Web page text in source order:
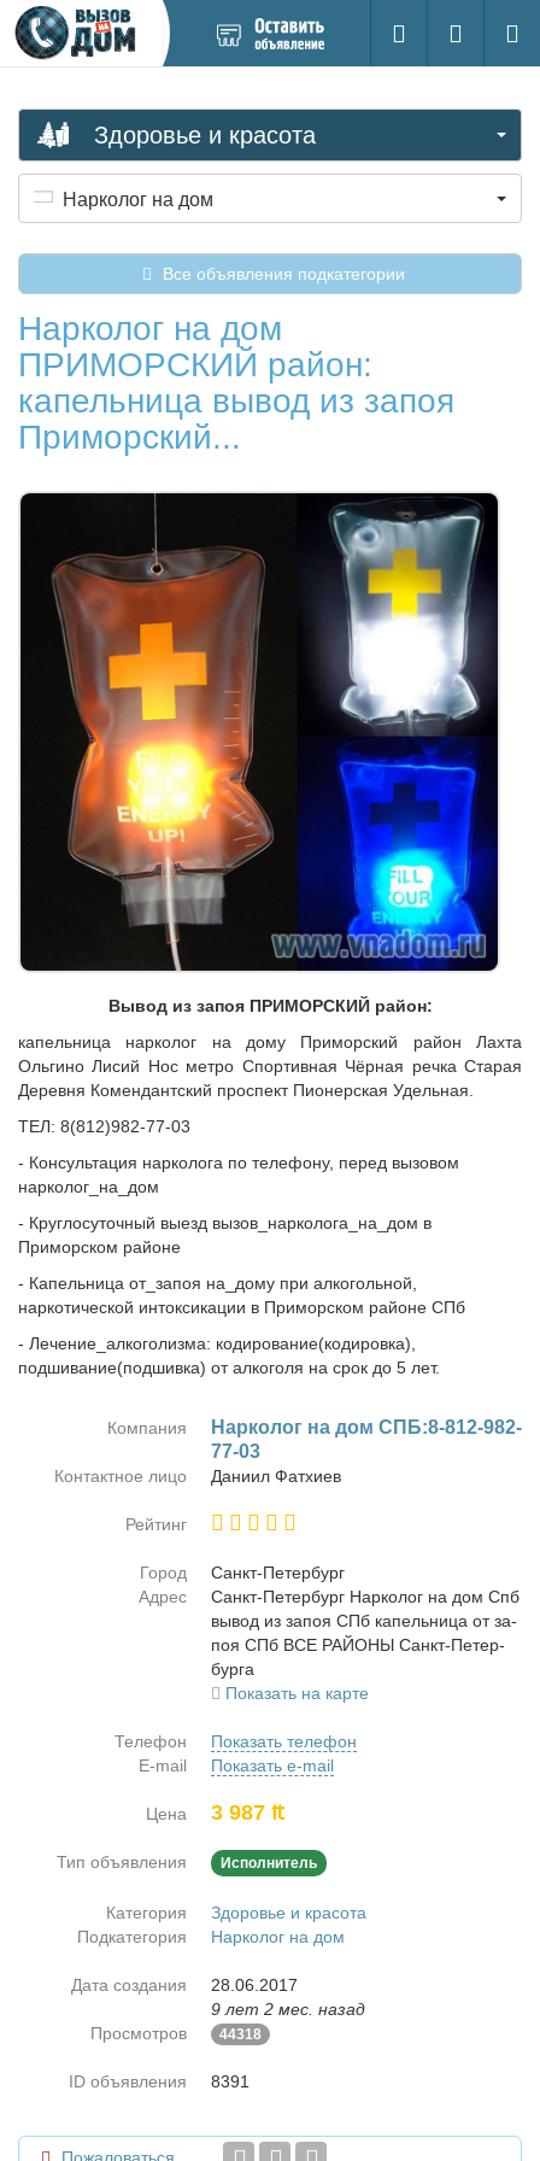
новое
Поиск
Вход на
Здоровье и красота
Нарколог на дом
Все объявления подкатегории
Нарколог на дом
ПРИМОРСКИЙ район:
капельница вывод из запоя
Приморский...
Вывод из запоя ПРИМОРСКИЙ район:
капельница нарколог на дому Приморский район Лахта
Ольгино Лисий Нос метро Спортивная Чёрная речка Старая
Деревня Комендантский проспект Пионерская Удельная.
ТЕЛ: 8(812)982-77-03
- Консультация нарколога по телефону, перед вызовом
нарколог_на_дом
- Круглосуточный выезд вызов_нарколога_на_дом в
Приморском районе
- Капельница от_запоя на_дому при алкогольной,
наркотической интоксикации в Приморском районе СПб
- Лечение_алкоголизма: кодирование(кодировка),
подшивание(подшивка) от алкоголя на срок до 5 лет.
Компания
Нар­ко­лог на дом СПБ:8-812-982-
77-03
Контактное лицо Да­ни­ил Фатхи­ев
Рейтинг
Город
Санкт-Пе­тер­бург
Адрес
Санкт-Пе­тер­бург Нар­ко­лог на дом Спб
вы­вод из за­поя СПб ка­пель­ни­ца от за­
поя СПб ВСЕ РАЙОНЫ Санкт-Пе­тер­
бур­га
Показать на карте
Телефон
Показать телефон
E-mail
Показать e-mail
Цена 3 987 ₶
Тип объявления Исполнитель
Категория
Здоровье и красота
Подкатегория
Нарколог на дом
Дата создания
28.06.2017
9 лет 2 мес. назад
Просмотров
44318
ID объявления 8391